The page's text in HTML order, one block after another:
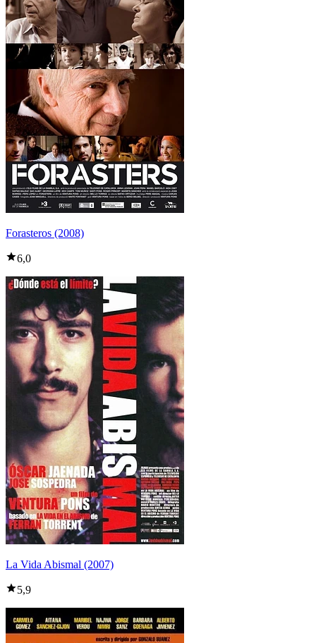
Forasteros (2008)
6,0
La Vida Abismal (2007)
5,9